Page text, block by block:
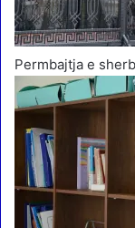
Permbajtja e